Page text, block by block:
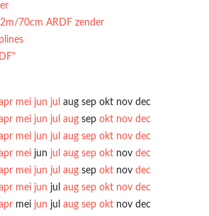
70cm ARDF zender
mei jun jul aug sep okt nov dec
mei jun jul aug sep okt nov dec
mei jun jul aug sep okt nov dec
mei jun jul aug sep okt nov dec
mei jun jul aug sep okt nov dec
mei jun jul aug sep okt nov dec
mei jun jul aug sep okt nov dec